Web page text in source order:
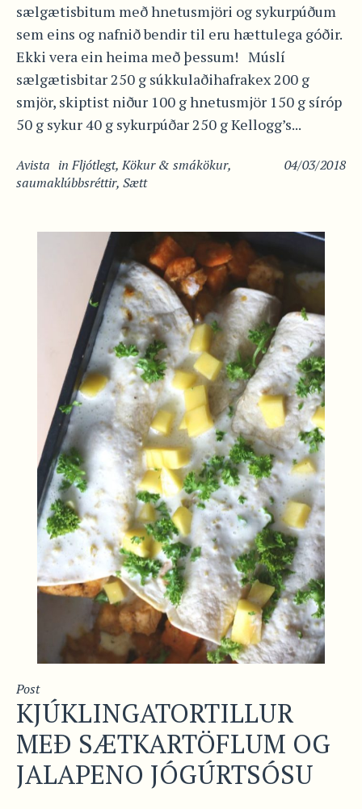
sælgætisbitum með hnetusmjöri og sykurpúðum
sem eins og nafnið bendir til eru hættulega góðir.
Ekki vera ein heima með þessum! Múslí
sælgætisbitar 250 g súkkulaðihafrakex 200 g
smjör, skiptist niður 100 g hnetusmjör 150 g síróp
50 g sykur 40 g sykurpúðar 250 g Kellogg’s...
04/03/2018
Avista inFljótlegt,Kökur & smákökur,
saumaklúbbsréttir, Sætt
Post
KJÚKLINGATORTILLUR
MEÐ SÆTKARTÖFLUM OG
JALAPENO JÓGÚRTSÓSU